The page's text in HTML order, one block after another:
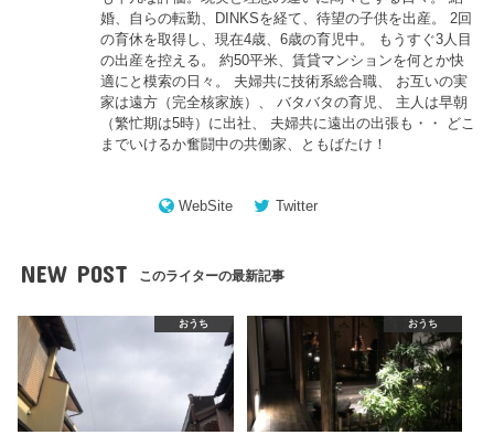
婚、自らの転勤、DINKSを経て、待望の子供を出産。 2回
の育休を取得し、現在4歳、6歳の育児中。 もうすぐ3人目
の出産を控える。 約50平米、賃貸マンションを何とか快
適にと模索の日々。 夫婦共に技術系総合職、 お互いの実
家は遠方（完全核家族）、 バタバタの育児、 主人は早朝
（繁忙期は5時）に出社、 夫婦共に遠出の出張も・・ どこ
までいけるか奮闘中の共働家、ともばたけ！
WebSite Twitter
NEW POST このライターの最新記事
おうち おうち